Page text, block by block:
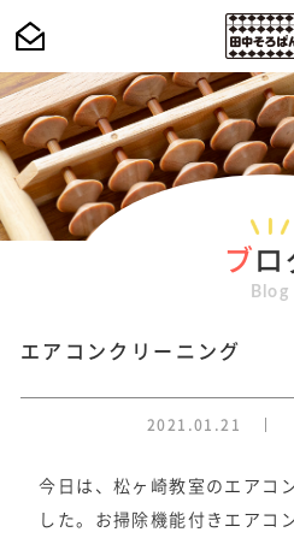
ブ ロ
Blog
エアコンクリーニング
2021.01.21
今日は、松ヶ崎教室のエアコ
した。お掃除機能付きエアコ